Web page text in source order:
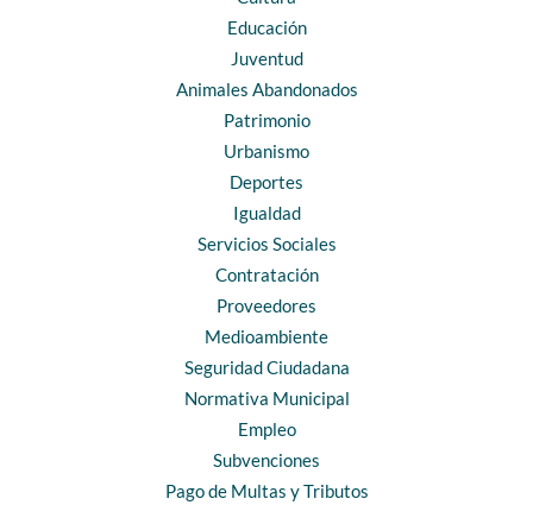
Educación
Juventud
Animales Abandonados
Patrimonio
Urbanismo
Deportes
Igualdad
Servicios Sociales
Contratación
Proveedores
Medioambiente
Seguridad Ciudadana
Normativa Municipal
Empleo
Subvenciones
Pago de Multas y Tributos